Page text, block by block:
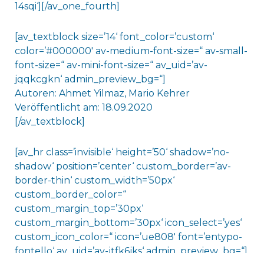
14sqi‘][/av_one_fourth]
[av_textblock size=’14‘ font_color=’custom‘
color=’#000000′ av-medium-font-size=“ av-small-
font-size=“ av-mini-font-size=“ av_uid=’av-
jqqkcgkn‘ admin_preview_bg=“]
Autoren: Ahmet Yilmaz, Mario Kehrer
Veröffentlicht am: 18.09.2020
[/av_textblock]
[av_hr class=’invisible‘ height=’50‘ shadow=’no-
shadow‘ position=’center‘ custom_border=’av-
border-thin‘ custom_width=’50px‘
custom_border_color=“
custom_margin_top=’30px‘
custom_margin_bottom=’30px‘ icon_select=’yes‘
custom_icon_color=“ icon=’ue808′ font=’entypo-